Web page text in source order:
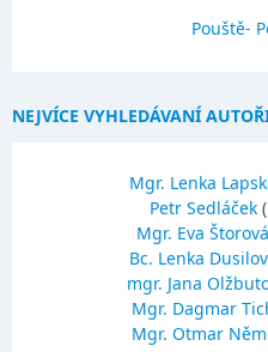
Pouště-
NEJVÍCE VYHLEDÁVANÍ
Mgr. Lenka
Petr Sedláček
Mgr. Eva Štorová
Bc. Lenka
mgr. Jana
Mgr. Dagmar
Mgr. Otmar